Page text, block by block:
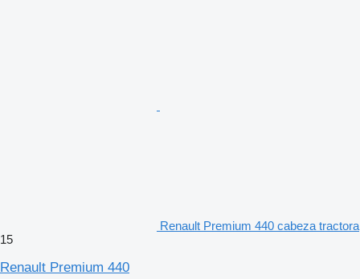
Renault Premium 440 cabeza tractora
15
Renault Premium 440